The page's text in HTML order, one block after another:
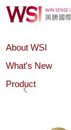
About WSI
What's New
Product